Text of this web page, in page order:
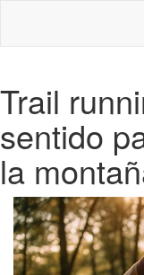
Trail
sentido
la